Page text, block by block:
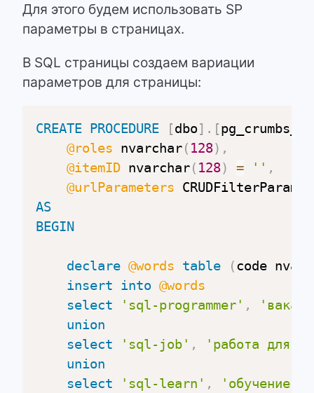
Для этого будем использовать SP
параметры в страницах.
В SQL страницы создаем вариации
параметров для страницы:
CREATE PROCEDURE [dbo] . [
@roles nvarchar( 128) ,
@itemID nvarchar( 128) = '' ,
@urlParameters
AS
BEGIN
declare @words table (code
insert into @words
select
'sql-programmer' ,
union
select
'sql-job' ,
'работа для
union
select
'sql-learn' ,
'обучение